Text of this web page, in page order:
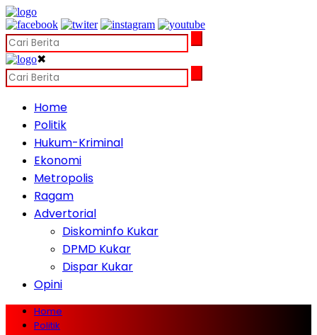
✖
Home
Politik
Hukum-Kriminal
Ekonomi
Metropolis
Ragam
Advertorial
Diskominfo Kukar
DPMD Kukar
Dispar Kukar
Opini
Home
Politik